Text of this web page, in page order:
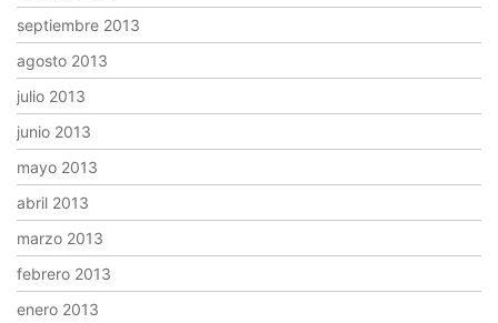
septiembre 2013
agosto 2013
julio 2013
junio 2013
mayo 2013
abril 2013
marzo 2013
febrero 2013
enero 2013